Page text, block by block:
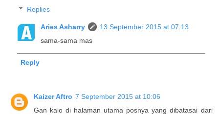
Replies
Aries Asharry
13 September 2015 at 07:13
sama-sama mas
Reply
Kaizer Aftro 7 September 2015 at 10:06
Gan kalo di halaman utama posnya yang dibatasai dari